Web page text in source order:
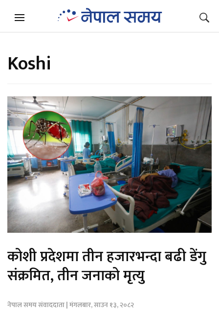
Koshi
कोशी प्रदेशमा तीन हजारभन्दा बढी डेंगु
संक्रमित, तीन जनाको मृत्यु
नेपाल समय संवाददाता | मंगलबार, साउन १३, २०८२